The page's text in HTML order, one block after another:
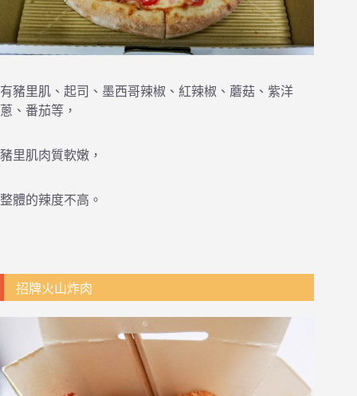
有豬里肌、起司、墨西哥辣椒、紅辣椒、蘑菇、紫洋
蔥、番茄等，
豬里肌肉質軟嫩，
整體的辣度不高。
招牌火山炸肉